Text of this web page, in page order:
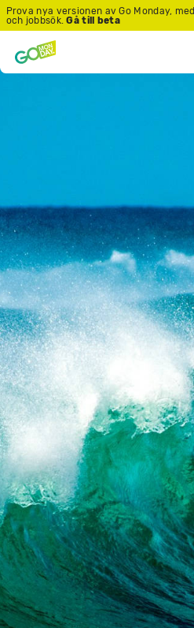
Prova nya versionen av Go Monday,
och jobbsök.Gå till beta